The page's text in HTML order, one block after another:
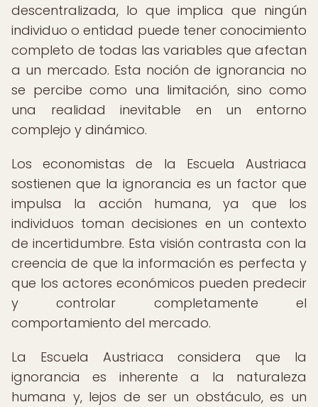
descentralizada, lo que implica que ningún
individuo o entidad puede tener conocimiento
completo de todas las variables que afectan
a un mercado. Esta noción de ignorancia no
se percibe como una limitación, sino como
una realidad inevitable en un entorno
complejo y dinámico.
Los economistas de la Escuela Austriaca
sostienen que la ignorancia es un factor que
impulsa la acción humana, ya que los
individuos toman decisiones en un contexto
de incertidumbre. Esta visión contrasta con la
creencia de que la información es perfecta y
que los actores económicos pueden predecir
y controlar completamente el
comportamiento del mercado.
La Escuela Austriaca considera que la
ignorancia es inherente a la naturaleza
humana y, lejos de ser un obstáculo, es un